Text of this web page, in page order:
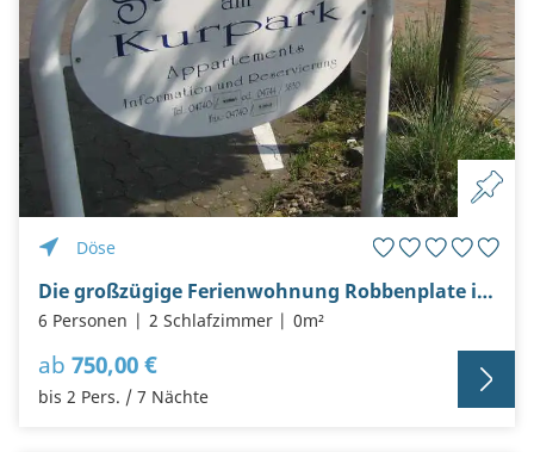
Döse
Die großzügige Ferienwohnung Robbenplate im Strandhaus am Kurpark
6 Personen 2 Schlafzimmer 0m²
ab 750,00 €
bis 2 Pers. / 7 Nächte